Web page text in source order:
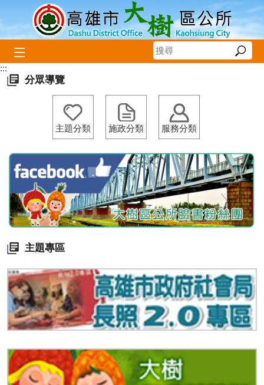
跳到主要內容區塊
:::
分眾導覽
主題分類 施政分類 服務分類
主題專區